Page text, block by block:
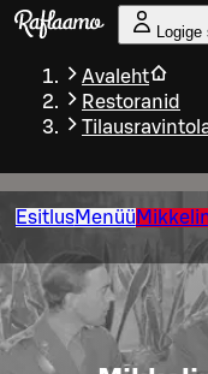
Liigu peamise sisu
Avaleht
Restoranid
EsitlusMenüü